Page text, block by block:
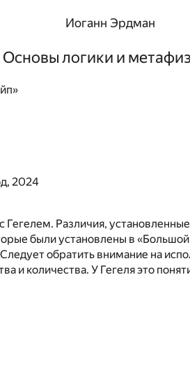
Иоганн Эрдман
Основы логики и
2024
Гегелем. Различия,
были установлены в
обратить внимание на
и количества. У Гегеля это